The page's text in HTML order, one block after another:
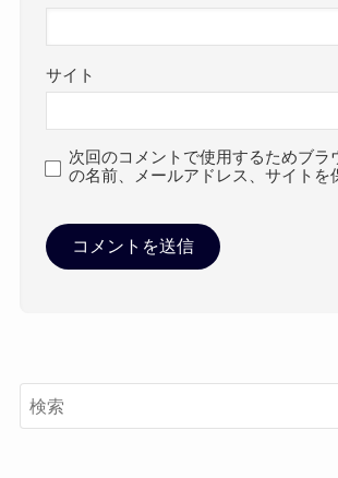
サイト
次回のコメントで使用するためブラ
の名前、メールアドレス、サイトを